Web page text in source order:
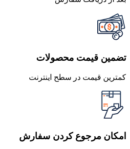
تضمین قیمت محصولات
کمترین قیمت در سطح اینترنت
امکان مرجوع کردن سفارش